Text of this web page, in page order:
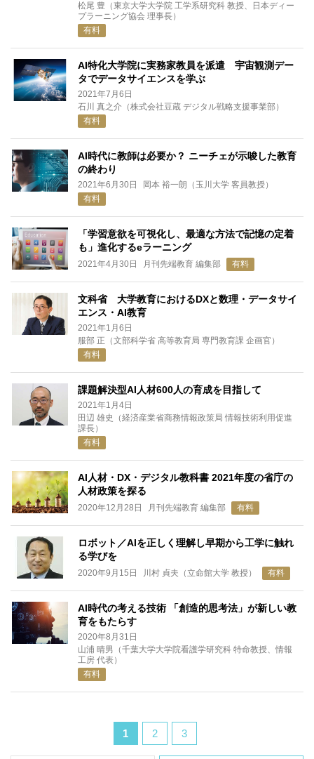
松尾 豊（東京大学大学院 工学系研究科 教授、日本ディー
プラーニング協会 理事長）
有料
AI特化大学院に実務家教員を派遣 宇宙観測デー
タでデータサイエンスを学ぶ
2021年7月6日
石川 真之介（株式会社豆蔵 デジタル戦略支援事業部）
有料
AI時代に教師は必要か？ ニーチェが示唆した教育
の終わり
2021年6月30日
岡本 裕一朗（玉川大学 客員教授）
有料
「学習意欲を可視化し、最適な方法で記憶の定着
も」進化するeラーニング
2021年4月30日 月刊先端教育 編集部 有料
文科省 大学教育におけるDXと数理・データサイ
エンス・AI教育
2021年1月6日
服部 正（文部科学省 高等教育局 専門教育課 企画官）
有料
課題解決型AI人材600人の育成を目指して
2021年1月4日
田辺 雄史（経済産業省商務情報政策局 情報技術利用促進
課長）
有料
AI人材・DX・デジタル教科書 2021年度の省庁の
人材政策を探る
2020年12月28日 月刊先端教育 編集部 有料
ロボット／AIを正しく理解し早期から工学に触れ
る学びを
2020年9月15日 川村 貞夫（立命館大学 教授） 有料
AI時代の考える技術 「創造的思考法」が新しい教
育をもたらす
2020年8月31日
山浦 晴男（千葉大学大学院看護学研究科 特命教授、情報
工房 代表）
有料
1 2 3